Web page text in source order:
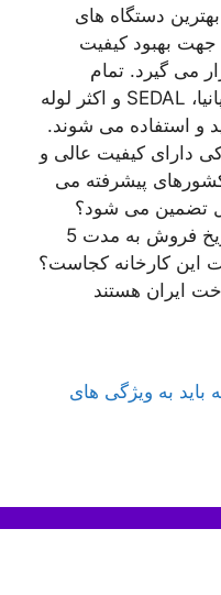
دستگاه های
جهت بهبود کیفیت
می گیرد. تمام
کارتریج های Champion در اسپانیا، SEDAL و اکثر لوله
و استفاده می شوند.
دارای کیفیت عالی و
کشورهای پیشرفته می
تضمین می شود؟
محصولات این تولید کننده از تاریخ فروش به مدت 5
این کارخانه کجاست؟
ایران هستند
باید به ویژگی های